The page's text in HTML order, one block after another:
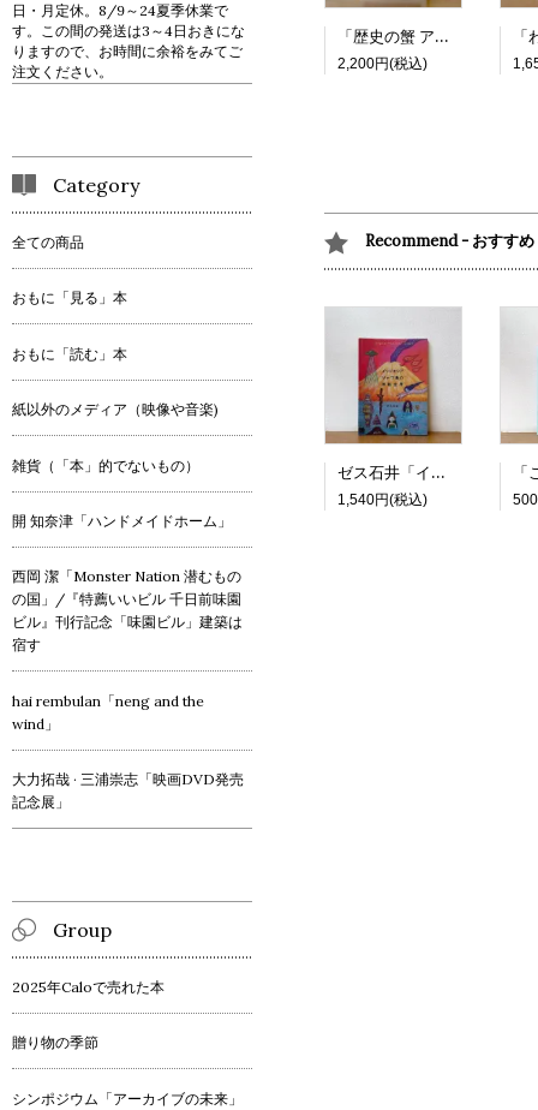
「歴史の蟹 アジアの旅と語りの記録」
2,200円(税込)
Recommend - おすすめ
ゼス石井「インドネシア ジャワ島の神秘世界」
1,540円(税込)
日・月定休。8/9～24夏季休業で
す。この間の発送は3～4日おきにな
りますので、お時間に余裕をみてご
注文ください。
Category
全ての商品
おもに「見る」本
おもに「読む」本
紙以外のメディア（映像や音楽)
雑貨（「本」的でないもの）
開 知奈津「ハンドメイドホーム」
西岡 潔「Monster Nation 潜むもの
の国」/『特薦いいビル 千日前味園
ビル』刊行記念「味園ビル」建築は
宿す
hai rembulan「neng and the
wind」
大力拓哉 · 三浦崇志「映画DVD発売
記念展」
Group
2025年Caloで売れた本
贈り物の季節
シンポジウム「アーカイブの未来」